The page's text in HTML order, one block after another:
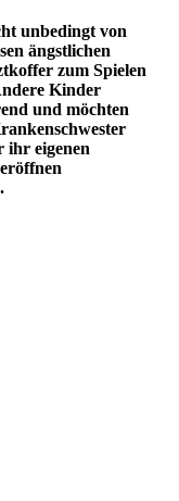
unbedingt von
ängstlichen
zum Spielen
Kinder
und möchten
ihr eigenen